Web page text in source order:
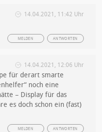
14.04.2021, 11:42 Uhr
ANTWORTEN
MELDEN
14.04.2021, 12:06 Uhr
für derart smarte
noch eine
– Display für das
es doch schon ein (fast)
ANTWORTEN
MELDEN